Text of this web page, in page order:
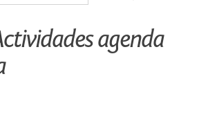
agenda